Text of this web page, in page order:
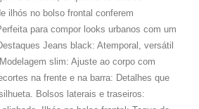
ilhós no bolso frontal conferem
para compor looks urbanos com um
Jeans black: Atemporal, versátil
slim: Ajuste ao corpo com
na frente e na barra: Detalhes que
Bolsos laterais e traseiros: